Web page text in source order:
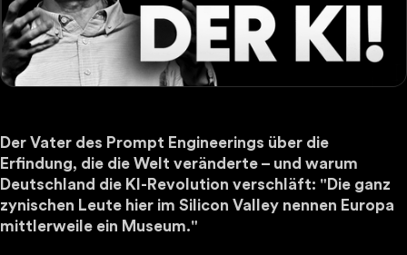
Der Vater des Prompt Engineerings über die
Erfindung, die die Welt veränderte – und warum
Deutschland die KI-Revolution verschläft: "Die ganz
zynischen Leute hier im Silicon Valley nennen Europa
mittlerweile ein Museum."